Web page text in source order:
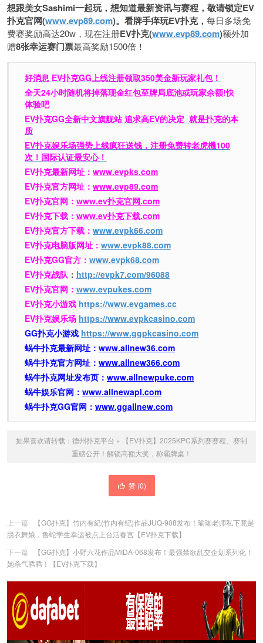
想跟美女Sashimi一起玩， 想知道最新资讯与赛程， 敬请锁定EV
扑克官网(www.evp89.com)。 看牌手痒玩EV扑克， 每日多场免
费赛奖励高达20w，现在注册EV扑克(www.evp89.com)额外加
赠8张幸运赛门票最高奖励1500倍！
好消息 EV扑克GG上线注册领取350美金新玩家礼包！
全天24小时随机将掉落现金红包至牌局底池或玩家余额!快
体验吧
EV扑克GG全新中文旗舰站追求高EV的决定 就是扑克的本
质
EV扑克娱乐场强势上线疯狂送钱，注册免费转老虎機100
次！国际认证最安心！
EV扑克最新网址： www.evpks.com
EV扑克官方网址： www.evp89.com
EV扑克官网： www.ev扑克官网.com
EV扑克下载： www.ev扑克下载.com
EV扑克官方下载： www.evpk66.com
EV扑克电脑版网址： www.evpk88.com
EV扑克GG官方： www.evpk68.com
EV扑克战队 ： http://evpk7.com/96088
EV扑克官网： www.evpukes.com
EV扑克小游戏 https://www.evgames.cc
EV扑克娱乐场 https://www.evpkcasino.com
GG扑克小游戏 https://www.ggpkcasino.com
蜗牛扑克最新网址： www.allnew36.com
蜗牛扑克官方网址： www.allnew366.com
蜗牛扑克网址发布页： www.allnewpuke.com
蜗牛娱乐官网： www.allnewapl.com
蜗牛扑克GG官网： www.ggallnew.com
如果喜欢请转载： 德州扑克平台 »
【EV扑克】2025KPC系列赛赛程、赛制
重磅公开！解锁高额大奖，称霸牌桌！
赞 (0)
上一篇
【GG扑克】竹内有紀(竹内有纪)作品JUQ-908发布！瑜珈老师私下竟是
脱衣舞娘，鲁蛇学生幸运被点上台活春宫【EV扑克下载】
下一篇
【GG扑克】小野六花作品MIDA-068发布！最强禁欲乱交企划系列化！
她杀气腾腾！【EV扑克下载】